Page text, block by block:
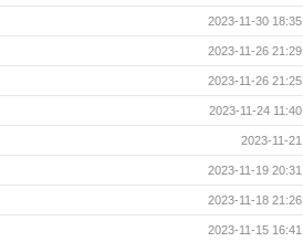
2023-11-30 18:35
2023-11-26 21:29
2023-11-26 21:25
2023-11-24 11:40
2023-11-21
2023-11-19 20:31
2023-11-18 21:26
2023-11-15 16:41